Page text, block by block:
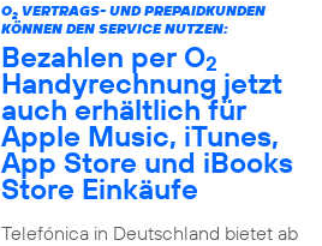
O2VERTRAGS- UND PREPAIDKUNDEN
KÖNNEN DEN SERVICE NUTZEN:
Bezahlen per O2
Handyrechnung jetzt
auch erhältlich für
Apple Music, iTunes,
App Store und iBooks
Store Einkäufe
Telefónica in Deutschland bietet ab